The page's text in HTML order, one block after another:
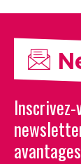
avantages